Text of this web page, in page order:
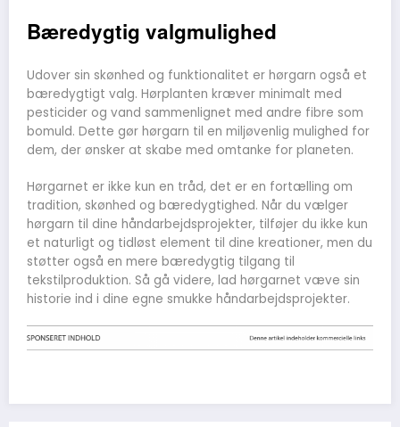
Bæredygtig valgmulighed
Udover sin skønhed og funktionalitet er hørgarn også et
bæredygtigt valg. Hørplanten kræver minimalt med
pesticider og vand sammenlignet med andre fibre som
bomuld. Dette gør hørgarn til en miljøvenlig mulighed for
dem, der ønsker at skabe med omtanke for planeten.
Hørgarnet er ikke kun en tråd, det er en fortælling om
tradition, skønhed og bæredygtighed. Når du vælger
hørgarn til dine håndarbejdsprojekter, tilføjer du ikke kun
et naturligt og tidløst element til dine kreationer, men du
støtter også en mere bæredygtig tilgang til
tekstilproduktion. Så gå videre, lad hørgarnet væve sin
historie ind i dine egne smukke håndarbejdsprojekter.